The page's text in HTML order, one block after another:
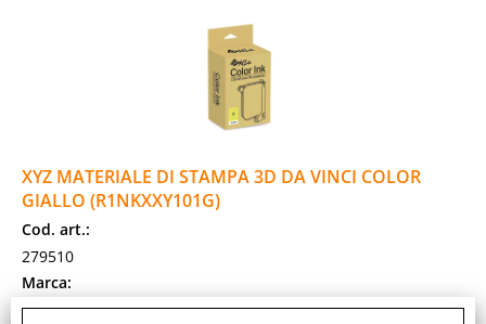
XYZ MATERIALE DI STAMPA 3D DA VINCI COLOR
GIALLO (R1NKXXY101G)
Cod. art.:
279510
Marca:
XYZ